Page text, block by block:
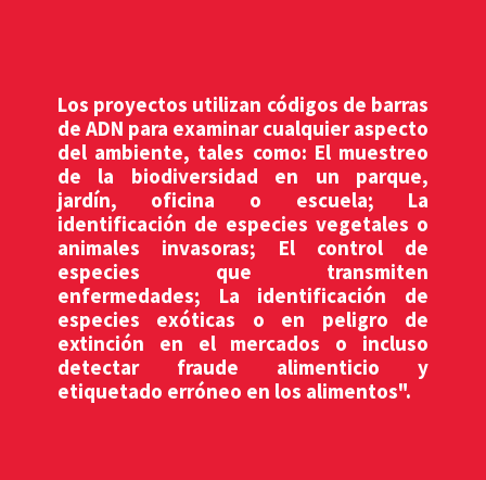
Los proyectos utilizan códigos de barras
de ADN para examinar cualquier aspecto
del ambiente, tales como: El muestreo
de la biodiversidad en un parque,
jardín, oficina o escuela; La
identificación de especies vegetales o
animales invasoras; El control de
especies que transmiten
enfermedades; La identificación de
especies exóticas o en peligro de
extinción en el mercados o incluso
detectar fraude alimenticio y
etiquetado erróneo en los alimentos".